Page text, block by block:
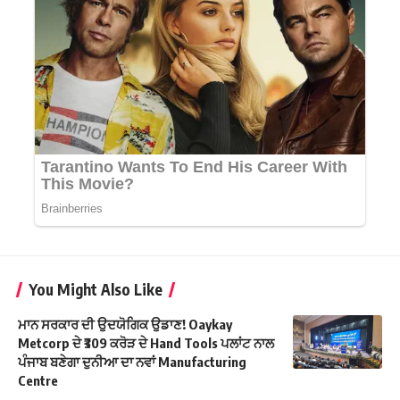
You Might Also Like
ਮਾਨ ਸਰਕਾਰ ਦੀ ਉਦਯੋਗਿਕ ਉਡਾਣ! Oaykay
Metcorp ਦੇ ₹309 ਕਰੋੜ ਦੇ Hand Tools ਪਲਾਂਟ ਨਾਲ
ਪੰਜਾਬ ਬਣੇਗਾ ਦੁਨੀਆ ਦਾ ਨਵਾਂ Manufacturing
Centre